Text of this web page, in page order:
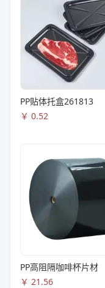
PP贴体托盒261813
￥ 0.52
PP高阻隔咖啡杯片材
￥ 21.56